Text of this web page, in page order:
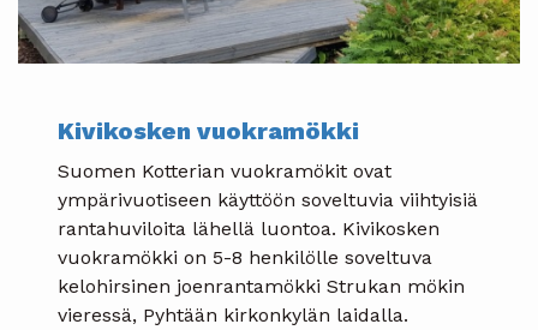
Kivikosken vuokramökki
Suomen Kotterian vuokramökit ovat
ympärivuotiseen käyttöön soveltuvia viihtyisiä
rantahuviloita lähellä luontoa. Kivikosken
vuokramökki on 5-8 henkilölle soveltuva
kelohirsinen joenrantamökki Strukan mökin
vieressä, Pyhtään kirkonkylän laidalla.